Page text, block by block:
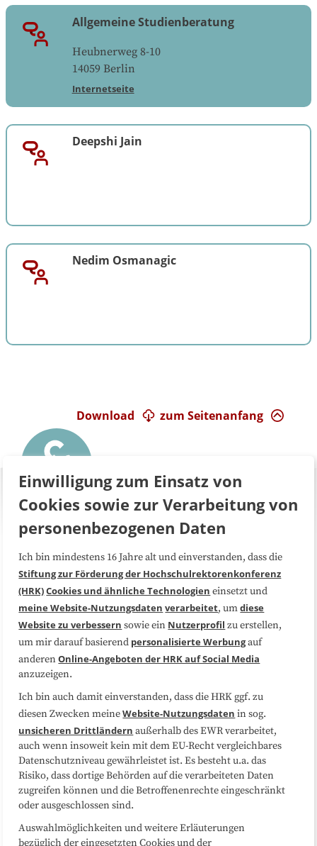
Allgemeine Studienberatung
Heubnerweg 8-10
14059 Berlin
Internetseite
Deepshi Jain
Nedim Osmanagic
zum Seitenanfang
Download
Über uns FAQ
Medienarbeit Kooperationen
Datenschutzerklärung Impressum
Sitemap
Folgen Sie uns
Einwilligung zum Einsatz von
Cookies sowie zur Verarbeitung von
personenbezogenen Daten
Ich bin mindestens 16 Jahre alt und einverstanden, dass die
Stiftung zur Förderung der Hochschulrektorenkonferenz
(HRK)Cookies und ähnliche Technologien einsetzt und
meine Website-Nutzungsdaten verarbeitet, umdiese
Website zu verbessern sowie ein Nutzerprofil zu erstellen,
um mir darauf basierend personalisierte Werbungauf
anderenOnline-Angeboten der HRK auf Social Media
anzuzeigen.
Ich bin auch damit einverstanden, dass die HRK ggf. zu
diesen Zwecken meineWebsite-Nutzungsdaten in sog.
unsicheren Drittländern außerhalb des EWR verarbeitet,
auch wenn insoweit kein mit dem EU-Recht vergleichbares
Datenschutzniveau gewährleistet ist. Es besteht u.a. das
Risiko, dass dortige Behörden auf die verarbeiteten Daten
zugreifen können und die Betroffenenrechte eingeschränkt
oder ausgeschlossen sind.
Auswahlmöglichkeiten und weitere Erläuterungen
bezüglich der eingesetzten Cookies und der